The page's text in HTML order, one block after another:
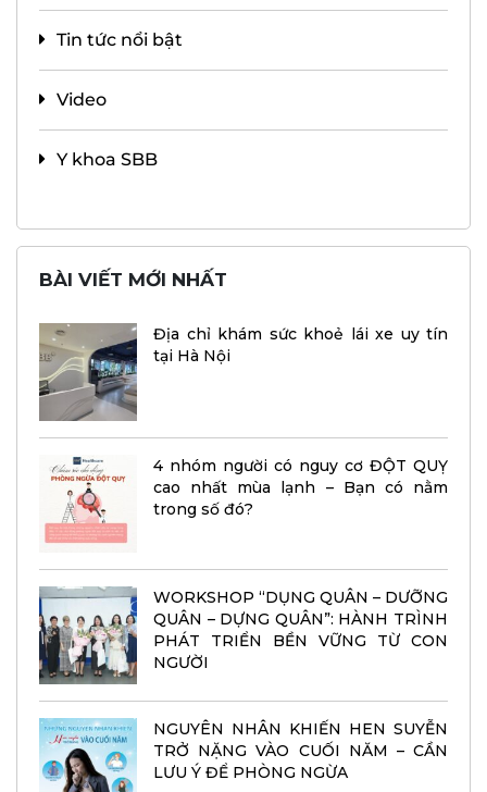
Tin tức nổi bật
Video
Y khoa SBB
BÀI VIẾT MỚI NHẤT
Địa chỉ khám sức khoẻ lái xe uy tín
tại Hà Nội
4 nhóm người có nguy cơ ĐỘT QUỴ
cao nhất mùa lạnh – Bạn có nằm
trong số đó?
WORKSHOP “DỤNG QUÂN – DƯỠNG
QUÂN – DỰNG QUÂN”: HÀNH TRÌNH
PHÁT TRIỂN BỀN VỮNG TỪ CON
NGƯỜI
NGUYÊN NHÂN KHIẾN HEN SUYỄN
TRỞ NẶNG VÀO CUỐI NĂM – CẦN
LƯU Ý ĐỂ PHÒNG NGỪA